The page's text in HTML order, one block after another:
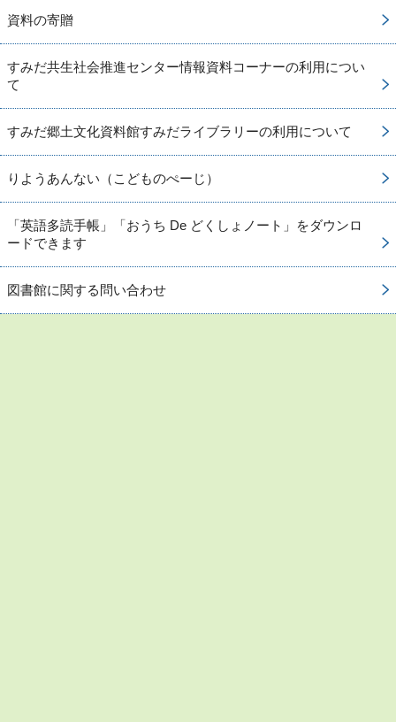
資料の寄贈
すみだ共生社会推進センター情報資料コーナーの利用につい
て
すみだ郷土文化資料館すみだライブラリーの利用について
りようあんない（こどものぺーじ）
「英語多読手帳」「おうち De どくしょノート」をダウンロ
ードできます
図書館に関する問い合わせ